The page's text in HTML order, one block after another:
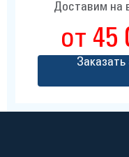
Доставим на
от 45